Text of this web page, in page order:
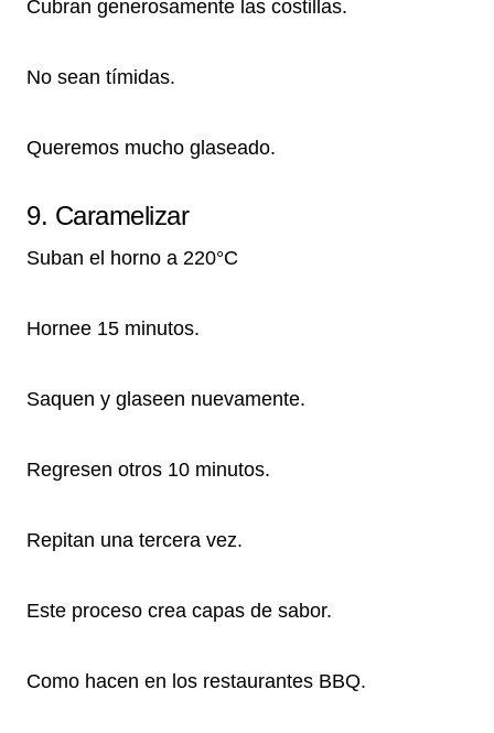
Cubran generosamente las costillas.
No sean tímidas.
Queremos mucho glaseado.
9. Caramelizar
Suban el horno a 220°C
Hornee 15 minutos.
Saquen y glaseen nuevamente.
Regresen otros 10 minutos.
Repitan una tercera vez.
Este proceso crea capas de sabor.
Como hacen en los restaurantes BBQ.